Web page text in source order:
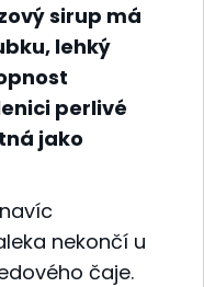
sirup má
lehký
perlivé
jako
nekončí u
čaje.